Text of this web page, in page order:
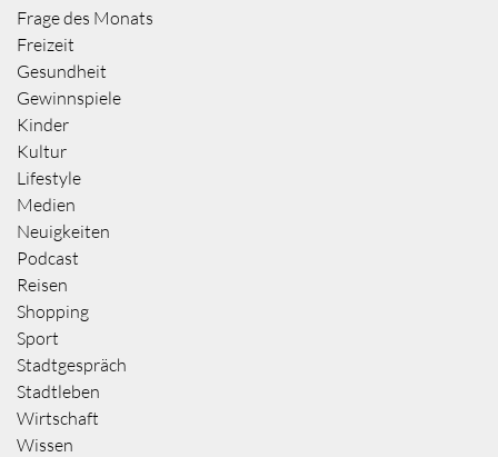
Frage des Monats
Freizeit
Gesundheit
Gewinnspiele
Kinder
Kultur
Lifestyle
Medien
Neuigkeiten
Podcast
Reisen
Shopping
Sport
Stadtgespräch
Stadtleben
Wirtschaft
Wissen